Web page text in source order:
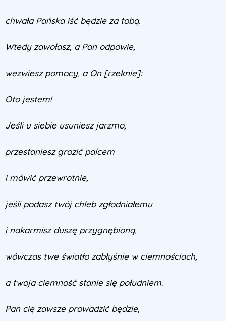
chwała Pańska iść będzie za tobą.
Wtedy zawołasz, a Pan odpowie,
wezwiesz pomocy, a On [rzeknie]:
Oto jestem!
Jeśli u siebie usuniesz jarzmo,
przestaniesz grozić palcem
i mówić przewrotnie,
jeśli podasz twój chleb zgłodniałemu
i nakarmisz duszę przygnębioną,
wówczas twe światło zabłyśnie w ciemnościach,
a twoja ciemność stanie się południem.
Pan cię zawsze prowadzić będzie,